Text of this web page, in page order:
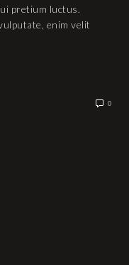
pretium luctus.
enim velit
0